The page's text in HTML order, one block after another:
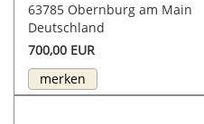
63785 Obernburg am Main
Deutschland
700,00 EUR
merken